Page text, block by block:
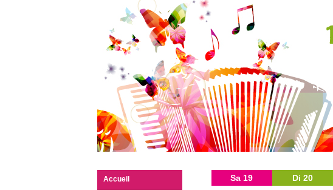
Accueil Sa 19 Di 20